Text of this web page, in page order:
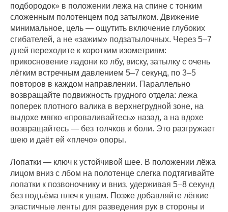
подбородок» в положении лежа на спине с тонким
сложенным полотенцем под затылком. Движение
минимальное, цель — ощутить включение глубоких
сгибателей, а не «зажим» подзатылочных. Через 5–7
дней переходите к коротким изометриям:
прикосновение ладони ко лбу, виску, затылку с очень
лёгким встречным давлением 5–7 секунд, по 3–5
повторов в каждом направлении. Параллельно
возвращайте подвижность грудного отдела: лежа
поперек плотного валика в верхнегрудной зоне, на
выдохе мягко «проваливайтесь» назад, а на вдохе
возвращайтесь — без толчков и боли. Это разгружает
шею и даёт ей «плечо» опоры.
Лопатки — ключ к устойчивой шее. В положении лёжа
лицом вниз с лбом на полотенце слегка подтягивайте
лопатки к позвоночнику и вниз, удерживая 5–8 секунд
без подъёма плеч к ушам. Позже добавляйте лёгкие
эластичные ленты для разведения рук в стороны и